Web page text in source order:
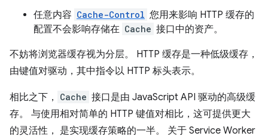
任意内容 Cache-Control 您用来影响 HTTP 缓存的
配置不会影响存储在 Cache 接口中的资产。
不妨将浏览器缓存视为分层。 HTTP 缓存是一种低级缓存，
由键值对驱动，其中指令以 HTTP 标头表示。
相比之下， Cache 接口是由 JavaScript API 驱动的高级缓
存。 与使用相对简单的 HTTP 键值对相比，这可提供更大
的灵活性， 是实现缓存策略的一半。 关于 Service Worker